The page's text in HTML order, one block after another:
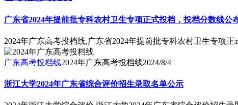
广东省2024年提前批专科农村卫生专项正式投档，投档分数线公
2024年广东高考投档线,广东省2024年提前批专科农村卫生专项
广东高考投档线2024年广东高考投档线2024/8/4
浙江大学2024年广东省综合评价招生录取名单公示